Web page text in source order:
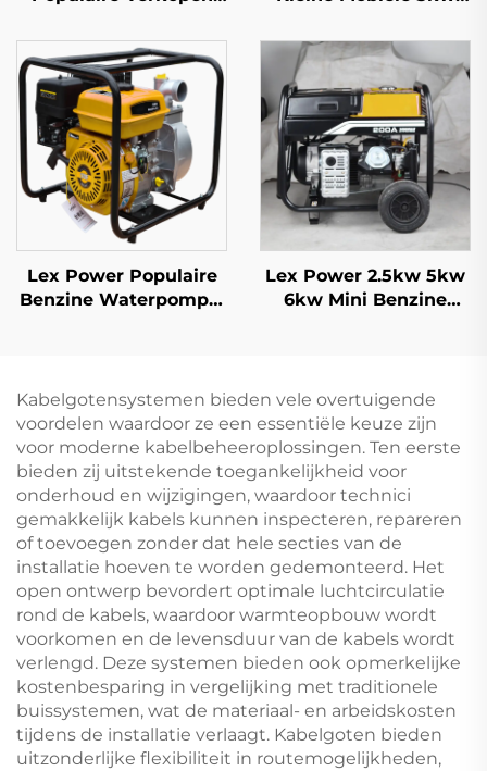
5kw 8kw 10kw 11kw
Diesel Generator
Generator Stil 1/3 Fase
Lex Power Populaire
Benzine Waterpomp 2
Lex Power 2.5kw 5kw
6kw Mini Benzine
Kabelgotensystemen bieden vele overtuigende
voordelen waardoor ze een essentiële keuze zijn
voor moderne kabelbeheeroplossingen. Ten eerste
bieden zij uitstekende toegankelijkheid voor
onderhoud en wijzigingen, waardoor technici
gemakkelijk kabels kunnen inspecteren, repareren
of toevoegen zonder dat hele secties van de
installatie hoeven te worden gedemonteerd. Het
open ontwerp bevordert optimale luchtcirculatie
rond de kabels, waardoor warmteopbouw wordt
voorkomen en de levensduur van de kabels wordt
verlengd. Deze systemen bieden ook opmerkelijke
kostenbesparing in vergelijking met traditionele
buissystemen, wat de materiaal- en arbeidskosten
tijdens de installatie verlaagt. Kabelgoten bieden
uitzonderlijke flexibiliteit in routemogelijkheden,